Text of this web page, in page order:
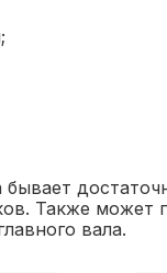
Также может
вала.